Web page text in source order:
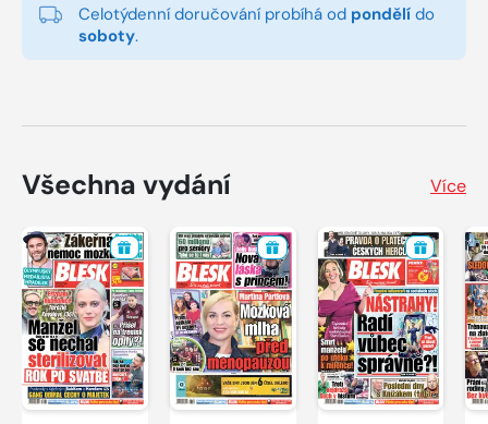
Celotýdenní doručování probíhá od pondělí do
soboty.
Všechna vydání Více